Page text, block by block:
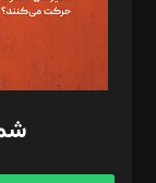
گرافیک و
مد‌یر توسعه تجاری:
امور مالی: شاپور
آگهی و مشترکین: ۰۹۱۹۹۹۹۰۴۵۴
شماره